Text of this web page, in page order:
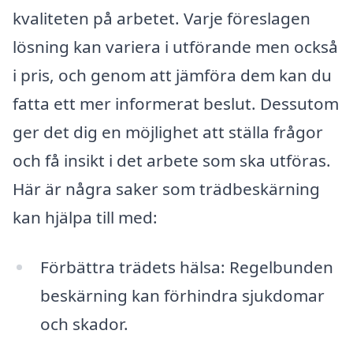
kvaliteten på arbetet. Varje föreslagen
lösning kan variera i utförande men också
i pris, och genom att jämföra dem kan du
fatta ett mer informerat beslut. Dessutom
ger det dig en möjlighet att ställa frågor
och få insikt i det arbete som ska utföras.
Här är några saker som trädbeskärning
kan hjälpa till med:
Förbättra trädets hälsa: Regelbunden
beskärning kan förhindra sjukdomar
och skador.